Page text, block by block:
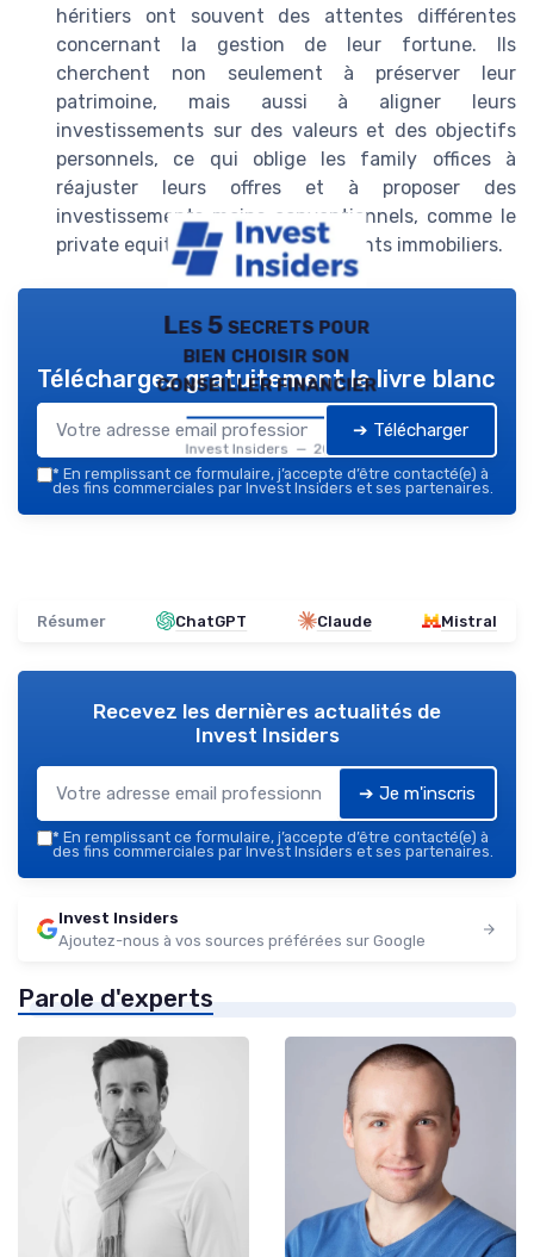
héritiers ont souvent des attentes différentes
concernant la gestion de leur fortune. Ils
cherchent non seulement à préserver leur
patrimoine, mais aussi à aligner leurs
investissements sur des valeurs et des objectifs
personnels, ce qui oblige les family offices à
réajuster leurs offres et à proposer des
investissements moins conventionnels, comme le
private equity ou les investissements immobiliers.
Les 5 secrets pour
bien choisir son
conseiller financier
Invest Insiders — 2026
Téléchargez gratuitement le livre blanc
➔ Télécharger
* En remplissant ce formulaire, j’accepte d’être contacté(e) à
des fins commerciales par Invest Insiders et ses partenaires.
Résumer ChatGPT Claude Mistral
Recevez les dernières actualités de
Invest Insiders
➔ Je m'inscris
* En remplissant ce formulaire, j’accepte d’être contacté(e) à
des fins commerciales par Invest Insiders et ses partenaires.
Invest Insiders
Ajoutez-nous à vos sources préférées sur Google
Parole d'experts